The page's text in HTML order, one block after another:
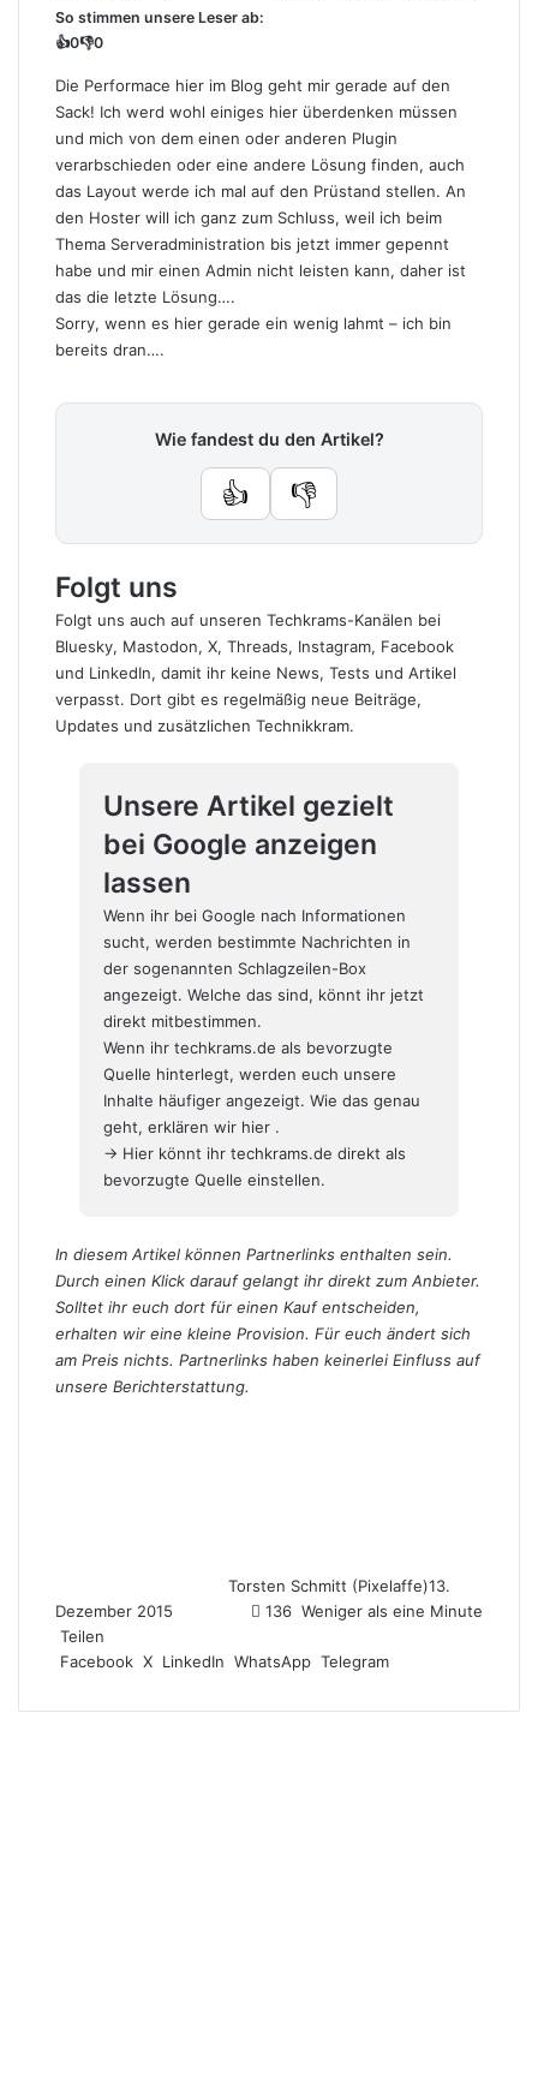
So stimmen unsere Leser ab:
👍0👎0
Die Performace hier im Blog geht mir gerade auf den
Sack! Ich werd wohl einiges hier überdenken müssen
und mich von dem einen oder anderen Plugin
verarbschieden oder eine andere Lösung finden, auch
das Layout werde ich mal auf den Prüstand stellen. An
den Hoster will ich ganz zum Schluss, weil ich beim
Thema Serveradministration bis jetzt immer gepennt
habe und mir einen Admin nicht leisten kann, daher ist
das die letzte Lösung….
Sorry, wenn es hier gerade ein wenig lahmt – ich bin
bereits dran….
Wie fandest du den Artikel?
👍 👎
Folgt uns
Folgt uns auch auf unseren Techkrams-Kanälen bei
Bluesky, Mastodon, X, Threads, Instagram, Facebook
und LinkedIn, damit ihr keine News, Tests und Artikel
verpasst. Dort gibt es regelmäßig neue Beiträge,
Updates und zusätzlichen Technikkram.
Unsere Artikel gezielt
bei Google anzeigen
lassen
Wenn ihr bei Google nach Informationen
sucht, werden bestimmte Nachrichten in
der sogenannten Schlagzeilen-Box
angezeigt. Welche das sind, könnt ihr jetzt
direkt mitbestimmen.
Wenn ihr techkrams.de als bevorzugte
Quelle hinterlegt, werden euch unsere
Inhalte häufiger angezeigt. Wie das genau
geht, erklären wir hier .
→ Hier könnt ihr techkrams.de direkt als
bevorzugte Quelle einstellen.
In diesem Artikel können Partnerlinks enthalten sein.
Durch einen Klick darauf gelangt ihr direkt zum Anbieter.
Solltet ihr euch dort für einen Kauf entscheiden,
erhalten wir eine kleine Provision. Für euch ändert sich
am Preis nichts. Partnerlinks haben keinerlei Einfluss auf
unsere Berichterstattung.
Torsten Schmitt (Pixelaffe)13.
Dezember 2015
136 Weniger als eine Minute
Teilen
Facebook X LinkedIn WhatsApp Telegram